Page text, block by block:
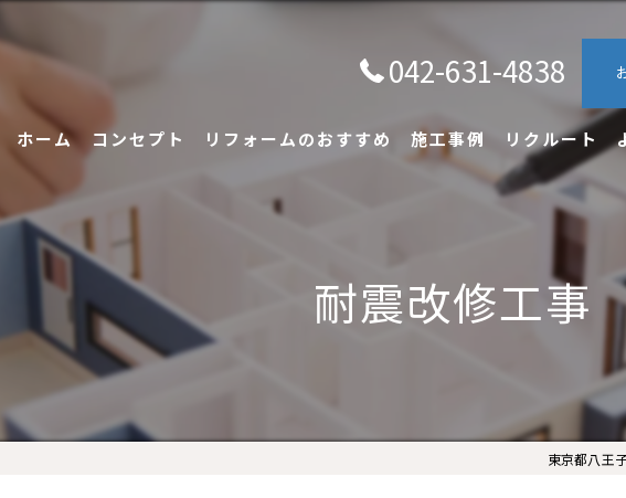
042-631-4838
ホーム コンセプト リフォームのおすすめ 施工事例 リクルート
耐震改修工事
東京都八王